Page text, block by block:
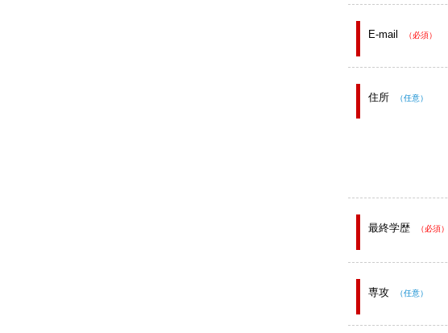
E-mail （必須）
住所 （任意）
最終学歴 （必須）
専攻 （任意）